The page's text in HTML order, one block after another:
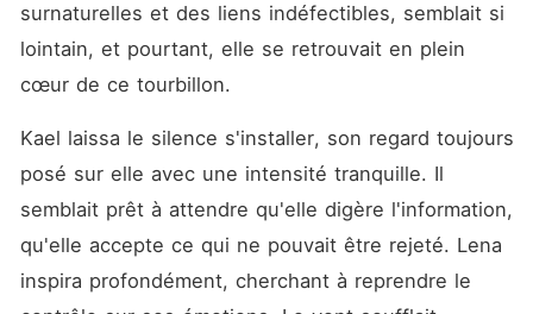
surnaturelles et des liens indéfectibles, semblait si
lointain, et pourtant, elle se retrouvait en plein
cœur de ce tourbillon.
Kael laissa le silence s'installer, son regard toujours
posé sur elle avec une intensité tranquille. Il
semblait prêt à attendre qu'elle digère l'information,
qu'elle accepte ce qui ne pouvait être rejeté. Lena
inspira profondément, cherchant à reprendre le